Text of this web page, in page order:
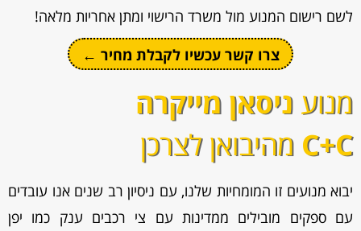
לשם רישום המנוע מול משרד הרישוי ומתן אחריות מלאה!
צרו קשר עכשיו לקבלת מחיר ←
מנוע ניסאן מייקרה
C+C מהיבואן לצרכן
יבוא מנועים זו המומחיות שלנו, עם ניסיון רב שנים אנו עובדים
עם ספקים מובילים ממדינות עם צי רכבים ענק כמו יפן